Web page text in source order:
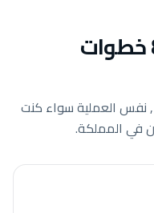
عمليتنا في السيو لـ 8 خطوات
, نفس العملية سواء كنت
في المملكة.